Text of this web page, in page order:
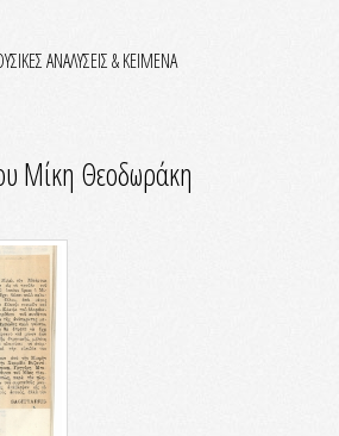
ΑΝΑΛΥΣΕΙΣ & KEIMENA
Μίκη Θεοδωράκη